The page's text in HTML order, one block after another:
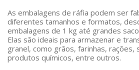
As embalagens de ráfia podem ser
diferentes tamanhos e formatos,
embalagens de 1 kg até grandes
Elas são ideais para armazenar e
granel, como grãos, farinhas, rações,
produtos químicos, entre outros.